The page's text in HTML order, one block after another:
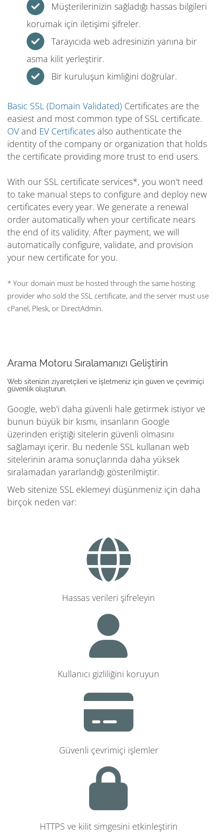
Müşterilerinizin sağladığı hassas bilgileri
korumak için iletişimi şifreler.
Tarayıcıda web adresinizin yanına bir
asma kilit yerleştirir.
Bir kuruluşun kimliğini doğrular.
Basic SSL (Domain Validated) Certificates are the
easiest and most common type of SSL certificate.
OVand EV Certificates also authenticate the
identity of the company or organization that holds
the certificate providing more trust to end users.
With our SSL certificate services*, you won't need
to take manual steps to configure and deploy new
certificates every year. We generate a renewal
order automatically when your certificate nears
the end of its validity. After payment, we will
automatically configure, validate, and provision
your new certificate for you.
* Your domain must be hosted through the same hosting
provider who sold the SSL certificate, and the server must use
cPanel, Plesk, or DirectAdmin.
Arama Motoru Sıralamanızı Geliştirin
Web sitenizin ziyaretçileri ve işletmeniz için güven ve çevrimiçi
güvenlik oluşturun.
Google, web'i daha güvenli hale getirmek istiyor ve
bunun büyük bir kısmı, insanların Google
üzerinden eriştiği sitelerin güvenli olmasını
sağlamayı içerir. Bu nedenle SSL kullanan web
sitelerinin arama sonuçlarında daha yüksek
sıralamadan yararlandığı gösterilmiştir.
Web sitenize SSL eklemeyi düşünmeniz için daha
birçok neden var:
Hassas verileri şifreleyin
Kullanıcı gizliliğini koruyun
Güvenli çevrimiçi işlemler
HTTPS ve kilit simgesini etkinleştirin